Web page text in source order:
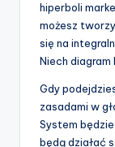
hiperboli
możesz
się na
Niech diagram
Gdy
zasadami w
System
będą działać